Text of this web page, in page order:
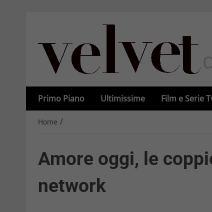
Primo Piano Ultimissime Film e Serie
Home /
Amore oggi, le
network